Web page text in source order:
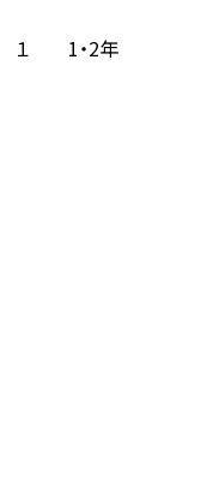
１ 1・2年